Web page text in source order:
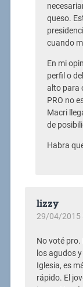
queso.
cuando
En mi
perfil o
alto para
PRO no
Macri
de
Habra
lizzy
29/04/2015
No voté pro.
los agudos
Iglesia, es
rápido. El